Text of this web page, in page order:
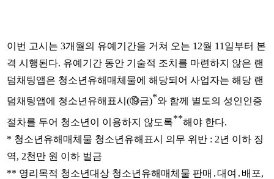
이번 고시는 3개월의 유예기간을 거쳐 오는 12월 11일부터 본
격 시행된다. 유예기간 동안 기술적 조치를 마련하지 않은 랜
덤채팅앱은 청소년유해매체물에 해당되어 사업자는 해당 랜
덤채팅앱에 청소년유해표시(⑲금)*와 함께 별도의 성인인증
절차를 두어 청소년이 이용하지 않도록**해야 한다.
* 청소년유해매체물 청소년유해표시 의무 위반 : 2년 이하 징
역, 2천만 원 이하 벌금
** 영리목적 청소년대상 청소년유해매체물 판매․대여․배포,